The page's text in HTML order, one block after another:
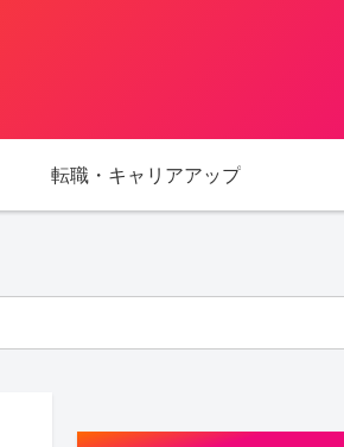
転職・キャリアアップ